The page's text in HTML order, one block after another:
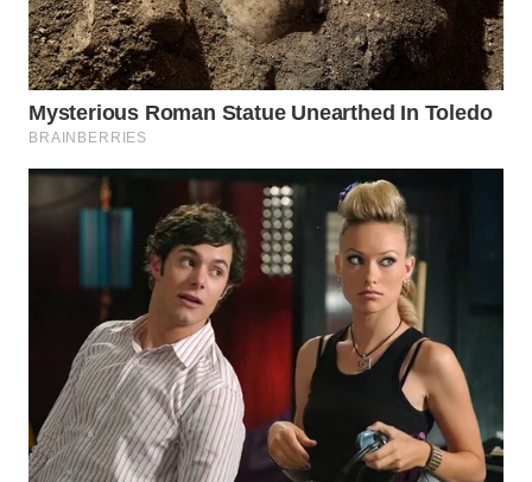
BOROBUDUR
WN
MADURA
SURABAYA
WN
BINTAN
WN
MANDALIKA